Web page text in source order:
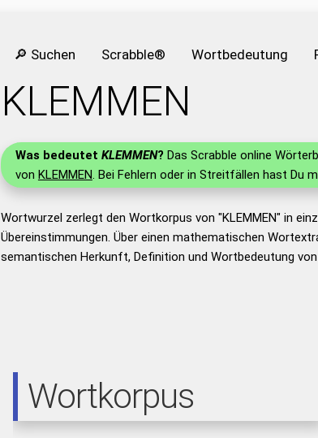
🔎 Suchen Scrabble® Wortbedeutung
KLEMMEN
Was bedeutet KLEMMEN? Das Scrabble online
von KLEMMEN. Bei Fehlern oder in Streitfällen hast Du
Wortwurzel zerlegt den Wortkorpus von "KLEMMEN" in
Übereinstimmungen. Über einen mathematischen
semantischen Herkunft, Definition und Wortbedeutung von
Wortkorpus